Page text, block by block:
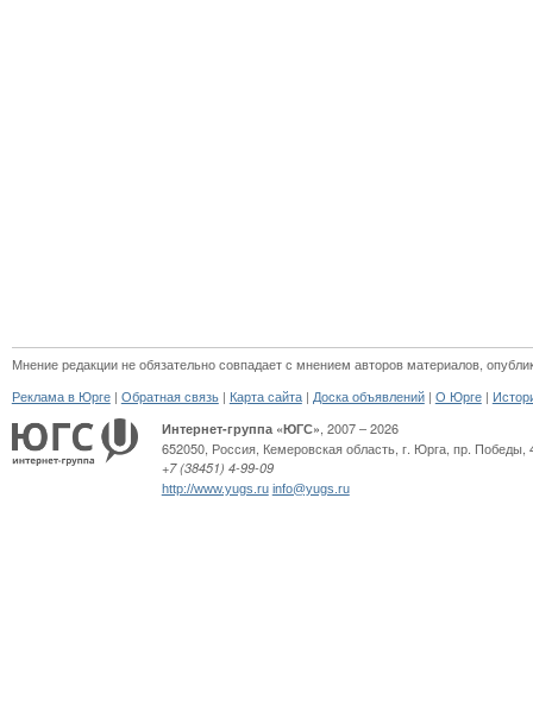
Мнение редакции не обязательно совпадает с мнением авторов материалов,
Реклама в Юрге| Обратная связь| Карта сайта| Доска объявлений| О Юрге|
Интернет-группа «ЮГС» , 2007 – 2026
652050, Россия, Кемеровская область, г. Юрга, пр. Победы,
+7 (38451) 4-99-09
http://www.yugs.ru info@yugs.ru